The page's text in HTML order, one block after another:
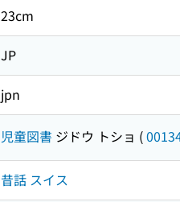
23cm
JP
jpn
児童図書 ジドウ トショ (
昔話 スイス